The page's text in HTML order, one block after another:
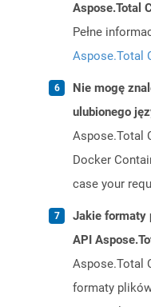
Aspose.Total
Pełne
Aspose.Total
Nie mogę
ulubionego
Aspose.Total
Docker
case your
Jakie formaty
API
Aspose.Total
formaty